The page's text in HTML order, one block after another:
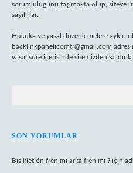
sorumluluğunu taşımakta olup, siteye
sayılırlar.
Hukuka ve yasal düzenlemelere aykırı
backlinkpanelicomtr@gmail.com
yasal süre içerisinde sitemizden
SON YORUMLAR
Bisiklet ön fren mi arka fren mi ? için